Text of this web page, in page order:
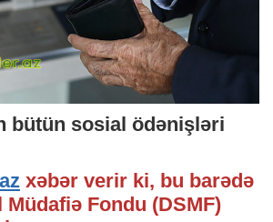
bütün sosial ödənişləri
xəbər verir ki, bu barədə
Fondu (DSMF)